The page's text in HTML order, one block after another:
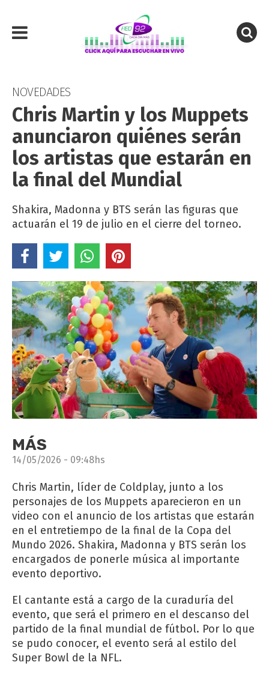
NOVEDADES
Chris Martin y los Muppets
anunciaron quiénes serán
los artistas que estarán en
la final del Mundial
Shakira, Madonna y BTS serán las figuras que
actuarán el 19 de julio en el cierre del torneo.
MÁS
14/05/2026 - 09:48hs
Chris Martin, líder de Coldplay, junto a los
personajes de los Muppets aparecieron en un
video con el anuncio de los artistas que estarán
en el entretiempo de la final de la Copa del
Mundo 2026. Shakira, Madonna y BTS serán los
encargados de ponerle música al importante
evento deportivo.
El cantante está a cargo de la curaduría del
evento, que será el primero en el descanso del
partido de la final mundial de fútbol. Por lo que
se pudo conocer, el evento será al estilo del
Super Bowl de la NFL.